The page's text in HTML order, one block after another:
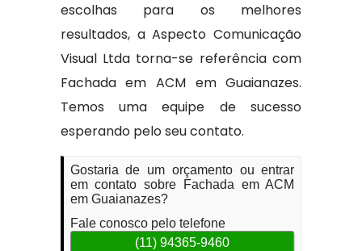
escolhas para os melhores
resultados, a Aspecto Comunicação
Visual Ltda torna-se referência com
Fachada em ACM em Guaianazes.
Temos uma equipe de sucesso
esperando pelo seu contato.
Gostaria de um orçamento ou entrar
em contato sobre Fachada em ACM
em Guaianazes?
Fale conosco pelo telefone
(11) 94365-9460